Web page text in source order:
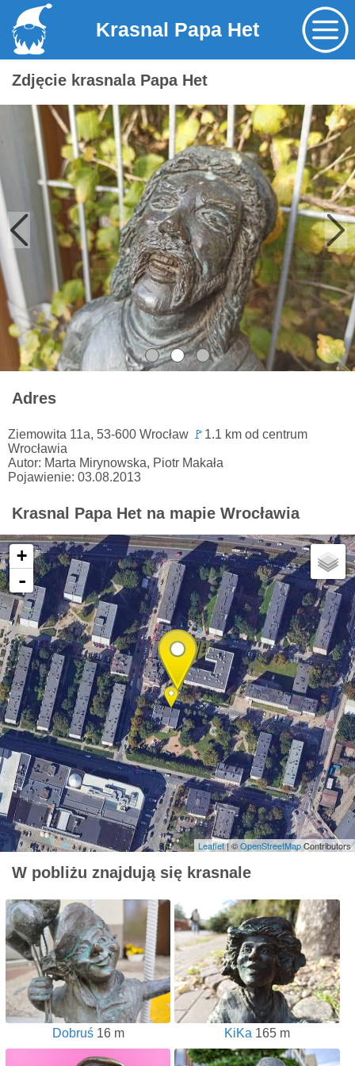
Krasnal Papa Het
Zdjęcie krasnala Papa Het
Adres
Ziemowita 11a, 53-600 Wrocław 🚩 1.1 km od centrum
Wrocławia
Autor: Marta Mirynowska, Piotr Makała
Pojawienie: 03.08.2013
Krasnal Papa Het na mapie Wrocławia
+
-
Leaflet| ©OpenStreetMapContributors
W pobliżu znajdują się krasnale
Dobruś16 m KiKa 165 m